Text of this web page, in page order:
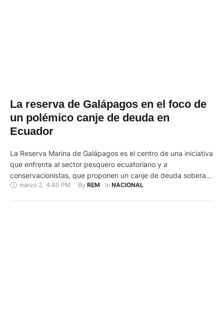
La reserva de Galápagos en el foco de
un polémico canje de deuda en
Ecuador
La Reserva Marina de Galápagos es el centro de una iniciativa
que enfrenta al sector pesquero ecuatoriano y a
conservacionistas, que proponen un canje de deuda soberana
de mil millones de dólares a cambio de ampliar en 312.000
marzo 2 4:40 PM By REM In NACIONAL